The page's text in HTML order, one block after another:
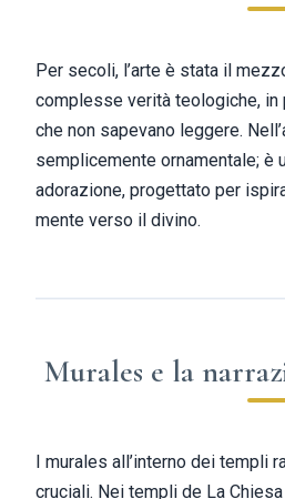
Per secoli, l’arte è stata il
complesse verità teologiche,
che non sapevano leggere.
semplicemente ornamentale; è
adorazione, progettato per
mente verso il divino.
Murales e la
I murales all’interno dei templi
cruciali. Nei templi de La